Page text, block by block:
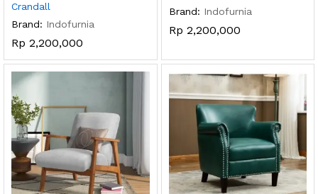
Crandall
Brand: Indofurnia
Rp 2,200,000
Brand: Indofurnia
Rp 2,200,000